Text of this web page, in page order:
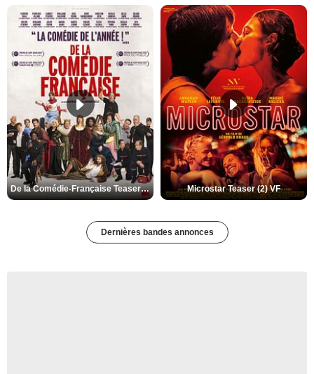
De la Comédie-Française Teaser (3) VF Microstar Teaser (2) VF
Dernières bandes annonces